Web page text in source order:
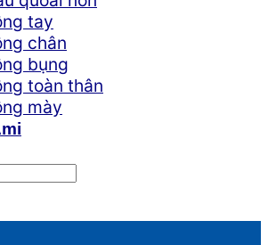
tay
chân
bụng
toàn thân
mày